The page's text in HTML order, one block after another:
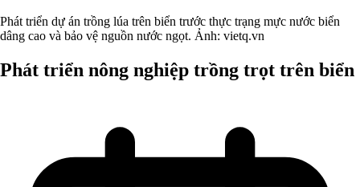
Phát triển dự án trồng lúa trên biển trước thực trạng mực nước biển
dâng cao và bảo vệ nguồn nước ngọt. Ảnh: vietq.vn
Phát triển nông nghiệp trồng trọt trên biển